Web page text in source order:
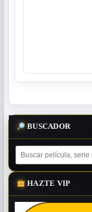
BUSCADOR
HAZTE VIP